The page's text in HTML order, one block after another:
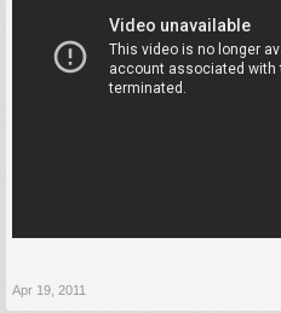
Apr 19, 2011